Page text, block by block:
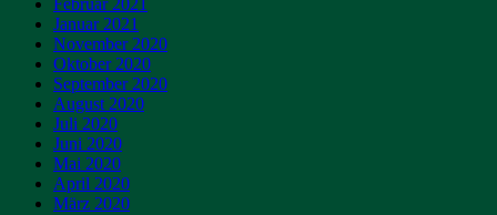
Februar 2021
Januar 2021
November 2020
Oktober 2020
September 2020
August 2020
Juli 2020
Juni 2020
Mai 2020
April 2020
März 2020